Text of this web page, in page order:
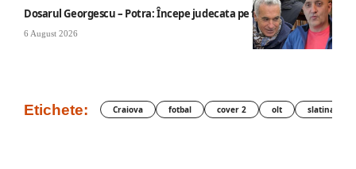
Dosarul Georgescu – Potra: Începe judecata pe fond
6 August 2026
Etichete: Craiova fotbal cover 2 olt slatina